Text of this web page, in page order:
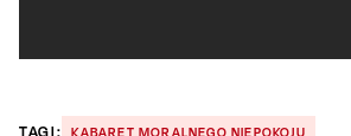
TAGI: KABARET MORALNEGO NIEPOKOJU